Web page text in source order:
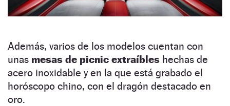
Además, varios de los modelos cuentan con
unas mesas de picnic extraíbles hechas de
acero inoxidable y en la que está grabado el
horóscopo chino, con el dragón destacado en
oro.